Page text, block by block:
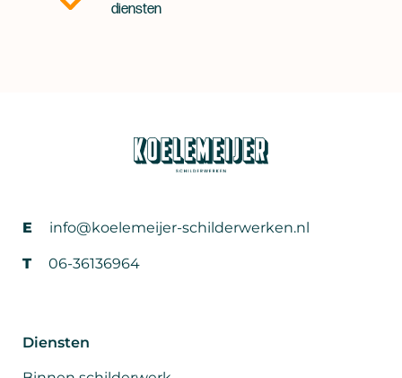
diensten
E info@koelemeijer-schilderwerken.nl
T 06-36136964
Diensten